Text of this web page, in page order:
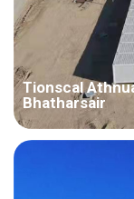
Tionscal
Bhatharsair
Tír: Iaráic Tionscal